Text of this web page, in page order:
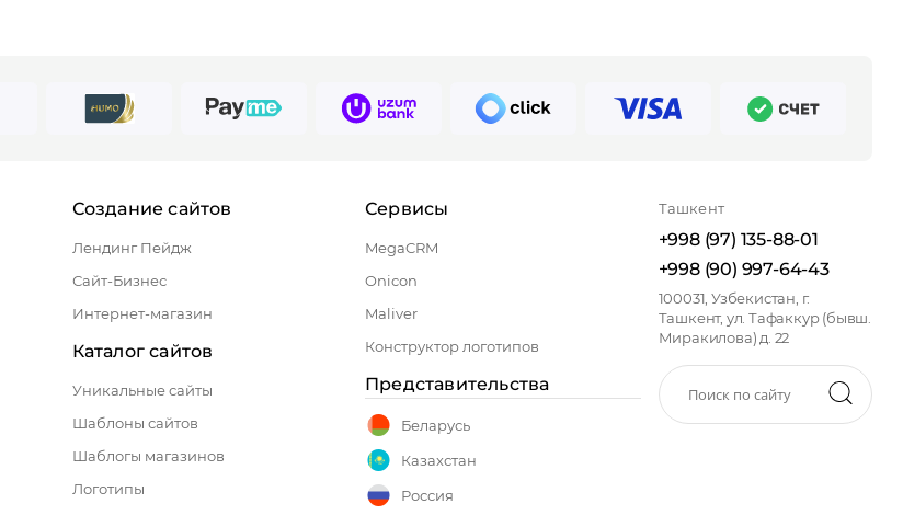
Создание сайтов
Лендинг Пейдж
Сайт-Бизнес
Интернет-магазин
Каталог сайтов
Уникальные сайты
Шаблоны сайтов
Шаблогы магазинов
Логотипы
Сервисы
MegaCRM
Onicon
Maliver
Конструктор логотипов
Представительства
Беларусь
Казахстан
Россия
Ташкент
+998 (97) 135-88-01
+998 (90) 997-64-43
100031, Узбекистан, г.
Ташкент, ул. Тафаккур (бывш.
Миракилова) д. 22